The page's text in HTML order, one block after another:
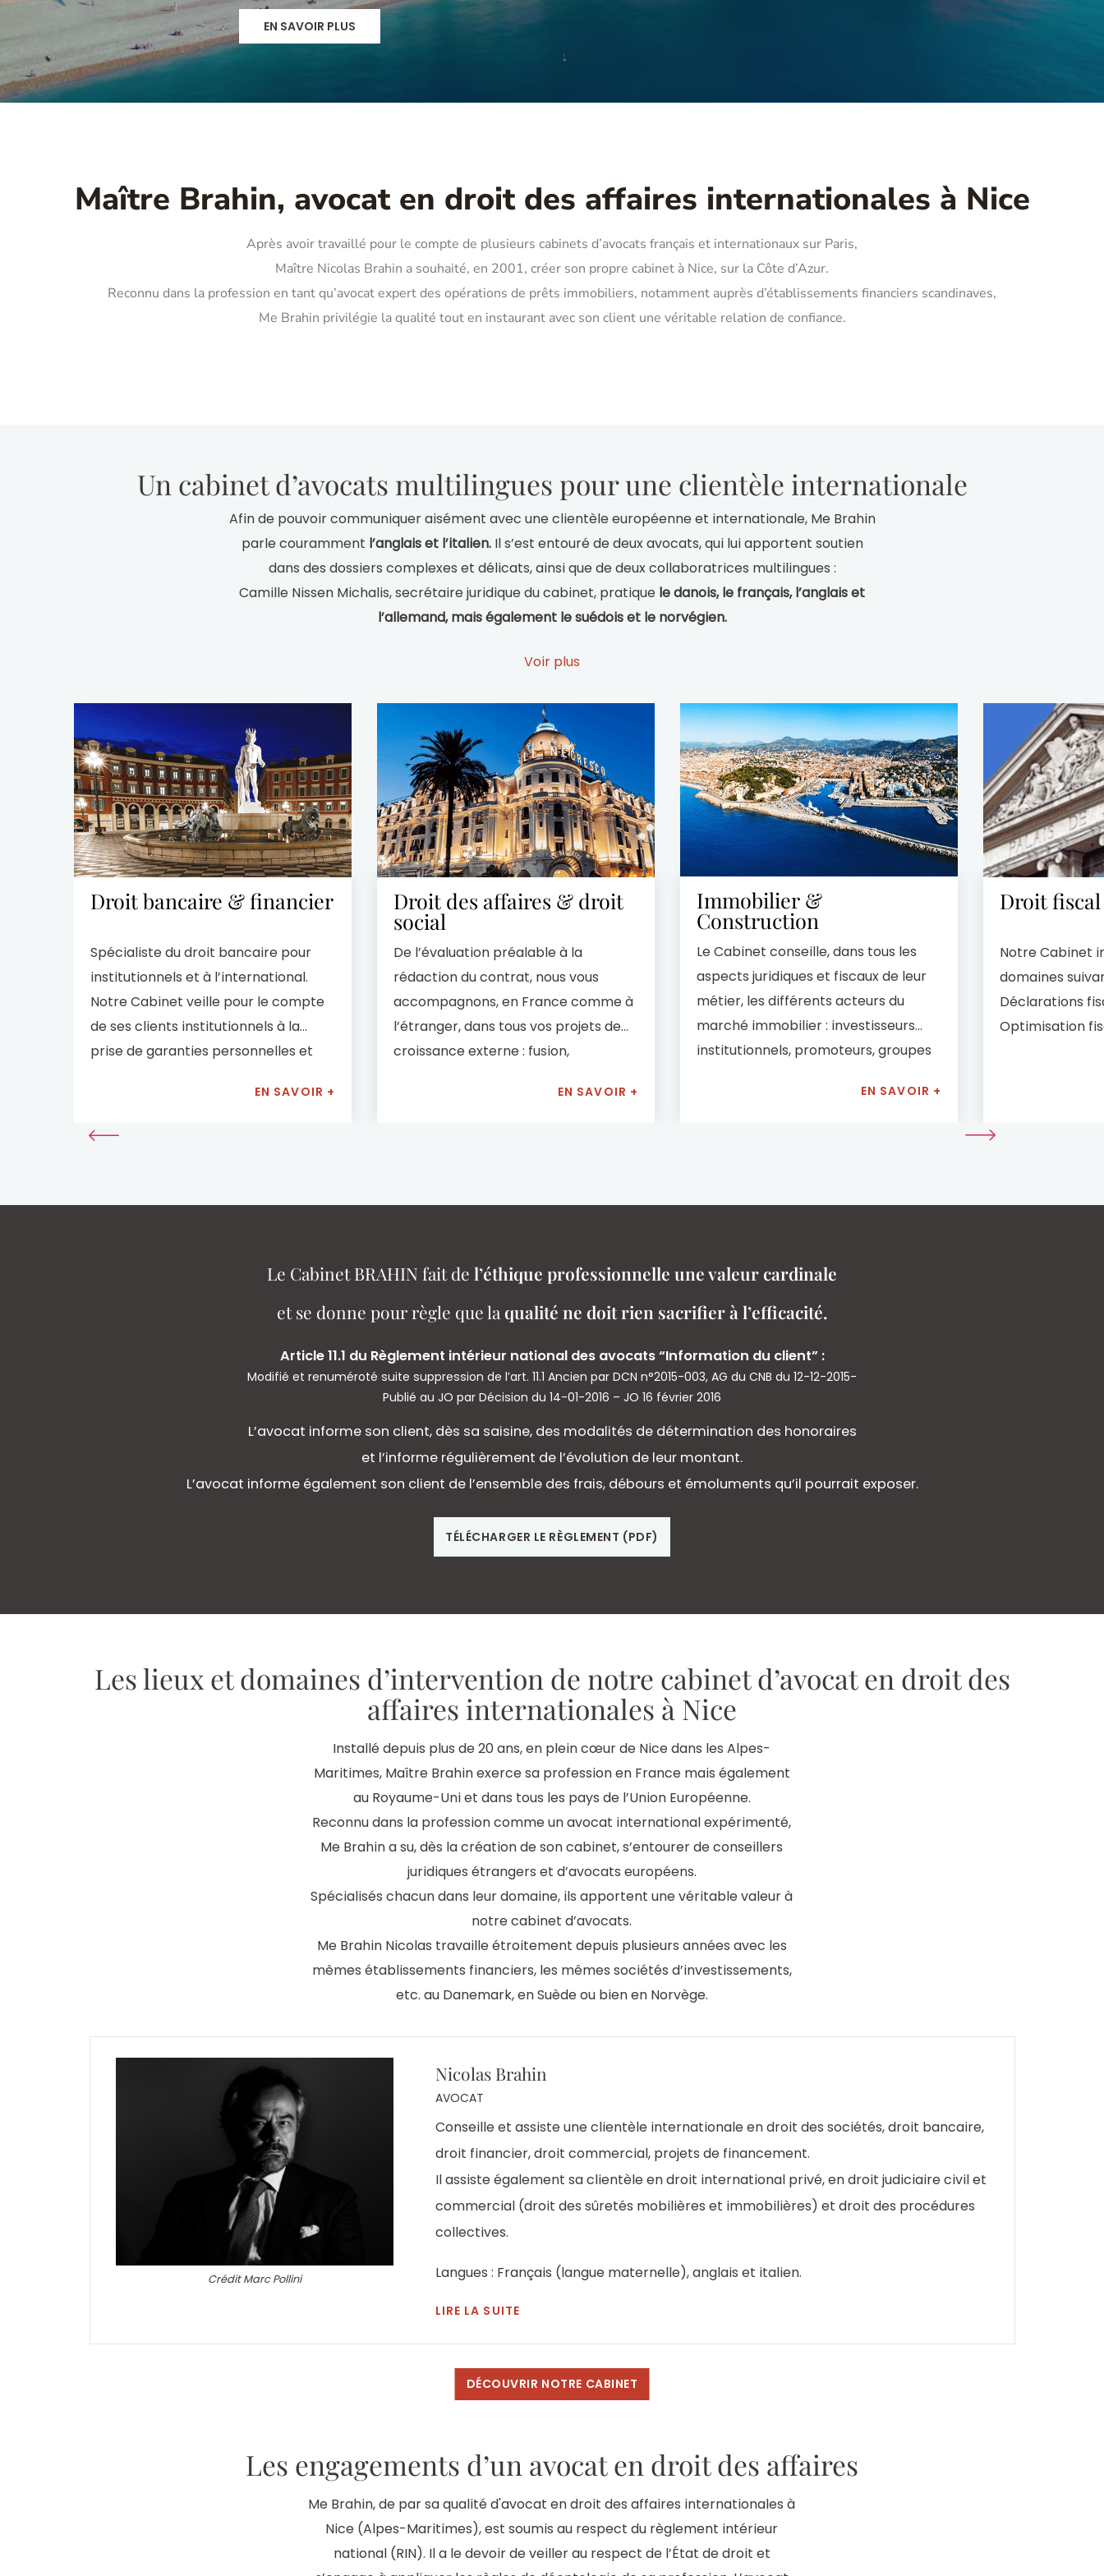
EN SAVOIR PLUS
EN SAVOIR PLUS
EN SAVOIR PLUS
EN SAVOIR PLUS
Maître Brahin, avocat en droit des affaires internationales à Nice
Après avoir travaillé pour le compte de plusieurs cabinets d’avocats français et internationaux sur Paris,
Maître Nicolas Brahin a souhaité, en 2001, créer son propre cabinet à Nice, sur la Côte d’Azur.
Reconnu dans la profession en tant qu’avocat expert des opérations de prêts immobiliers, notamment auprès d’établissements financiers scandinaves,
Me Brahin privilégie la qualité tout en instaurant avec son client une véritable relation de confiance.
Un cabinet d’avocats multilingues pour une clientèle internationale
Afin de pouvoir communiquer aisément avec une clientèle européenne et internationale, Me Brahin
parle couramment l’anglais et l’italien.Il s’est entouré de deux avocats, qui lui apportent soutien
dans des dossiers complexes et délicats, ainsi que de deux collaboratrices multilingues :
Camille Nissen Michalis, secrétaire juridique du cabinet, pratique le danois, le français, l’anglais et
l’allemand, mais également le suédois et le norvégien.
l’anglais et le russe.
que dans chaque pays scandinave. Il a établi une collaboration solide avec plusieurs établissements
financiers du Danemark, de la Suède et de la Norvège. Cela facilite grandement leurs échanges lors
de prêts immobiliers. Pour toutes problématiques liées à des dossiers de successions
internationales, Maître Brahin apporte son expérience et ses connaissances afin de faciliter le
travail des notaires. Me Brahin exerce sa profession d’avocat depuis plus de 25 ans en appliquant les
règles de droit européen ou droit international en fonction des affaires qu’on lui confie
(investissements immobiliers, droit de succession, fiscalité, etc.). Sa clientèle est constituée
d’entreprises privées, de personnes morales de droit public et de personnes physiques.
L’objectif du
cabinet d’avocats de Me Brahin ? Mettre en place la meilleure stratégie juridique et judiciaire pour
Voir plus
Droit bancaire & financier
Spécialiste du droit bancaire pour
institutionnels et à l’international.
Notre Cabinet veille pour le compte
de ses clients institutionnels à la
prise de garanties personnelles et
EN SAVOIR +
Droit des affaires & droit
social
De l’évaluation préalable à la
rédaction du contrat, nous vous
accompagnons, en France comme à
l’étranger, dans tous vos projets de
croissance externe : fusion,
EN SAVOIR +
Immobilier &
Construction
Le Cabinet conseille, dans tous les
aspects juridiques et fiscaux de leur
métier, les différents acteurs du
marché immobilier : investisseurs
institutionnels, promoteurs, groupes
EN SAVOIR +
Droit fiscal
Notre Cabinet
domaines
Déclarations
Optimisation
Le Cabinet BRAHIN fait de l’éthique professionnelle une valeur cardinale
et se donne pour règle que la qualité ne doit rien sacrifier à l’efficacité.
Article 11.1 du Règlement intérieur national des avocats “Information du client” :
Modifié et renuméroté suite suppression de l’art. 11.1 Ancien par DCN n°2015-003, AG du CNB du 12-12-2015-
Publié au JO par Décision du 14-01-2016 – JO 16 février 2016
L’avocat informe son client, dès sa saisine, des modalités de détermination des honoraires
et l’informe régulièrement de l’évolution de leur montant.
L’avocat informe également son client de l’ensemble des frais, débours et émoluments qu’il pourrait exposer.
TÉLÉCHARGER LE RÈGLEMENT (PDF)
Les lieux et domaines d’intervention de notre cabinet d’avocat en droit des
affaires internationales à Nice
Installé depuis plus de 20 ans, en plein cœur de Nice dans les Alpes-
Maritimes, Maître Brahin exerce sa profession en France mais également
au Royaume-Uni et dans tous les pays de l’Union Européenne.
Reconnu dans la profession comme un avocat international expérimenté,
Me Brahin a su, dès la création de son cabinet, s’entourer de conseillers
juridiques étrangers et d’avocats européens.
Spécialisés chacun dans leur domaine, ils apportent une véritable valeur à
notre cabinet d’avocats.
Me Brahin Nicolas travaille étroitement depuis plusieurs années avec les
mêmes établissements financiers, les mêmes sociétés d’investissements,
etc. au Danemark, en Suède ou bien en Norvège.
Crédit Marc Pollini
Nicolas Brahin
AVOCAT
Conseille et assiste une clientèle internationale en droit des sociétés, droit bancaire,
droit financier, droit commercial, projets de financement.
Il assiste également sa clientèle en droit international privé, en droit judiciaire civil et
commercial (droit des sûretés mobilières et immobilières) et droit des procédures
collectives.
Langues : Français (langue maternelle), anglais et italien.
LIRE LA SUITE
DÉCOUVRIR NOTRE CABINET
Les engagements d’un avocat en droit des affaires
Me Brahin, de par sa qualité d'avocat en droit des affaires internationales à
Nice (Alpes-Maritimes), est soumis au respect du règlement intérieur
national (RIN). Il a le devoir de veiller au respect de l’État de droit et